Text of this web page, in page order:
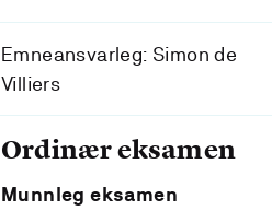
Emneansvarleg: Simon de
Villiers
Ordinær eksamen
Munnleg eksamen